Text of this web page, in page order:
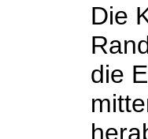
Die
die